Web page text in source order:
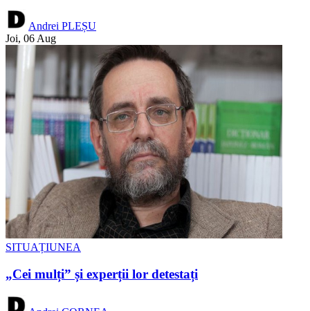
Andrei PLEȘU
Joi, 06 Aug
SITUAȚIUNEA
„Cei mulți” și experții lor detestați